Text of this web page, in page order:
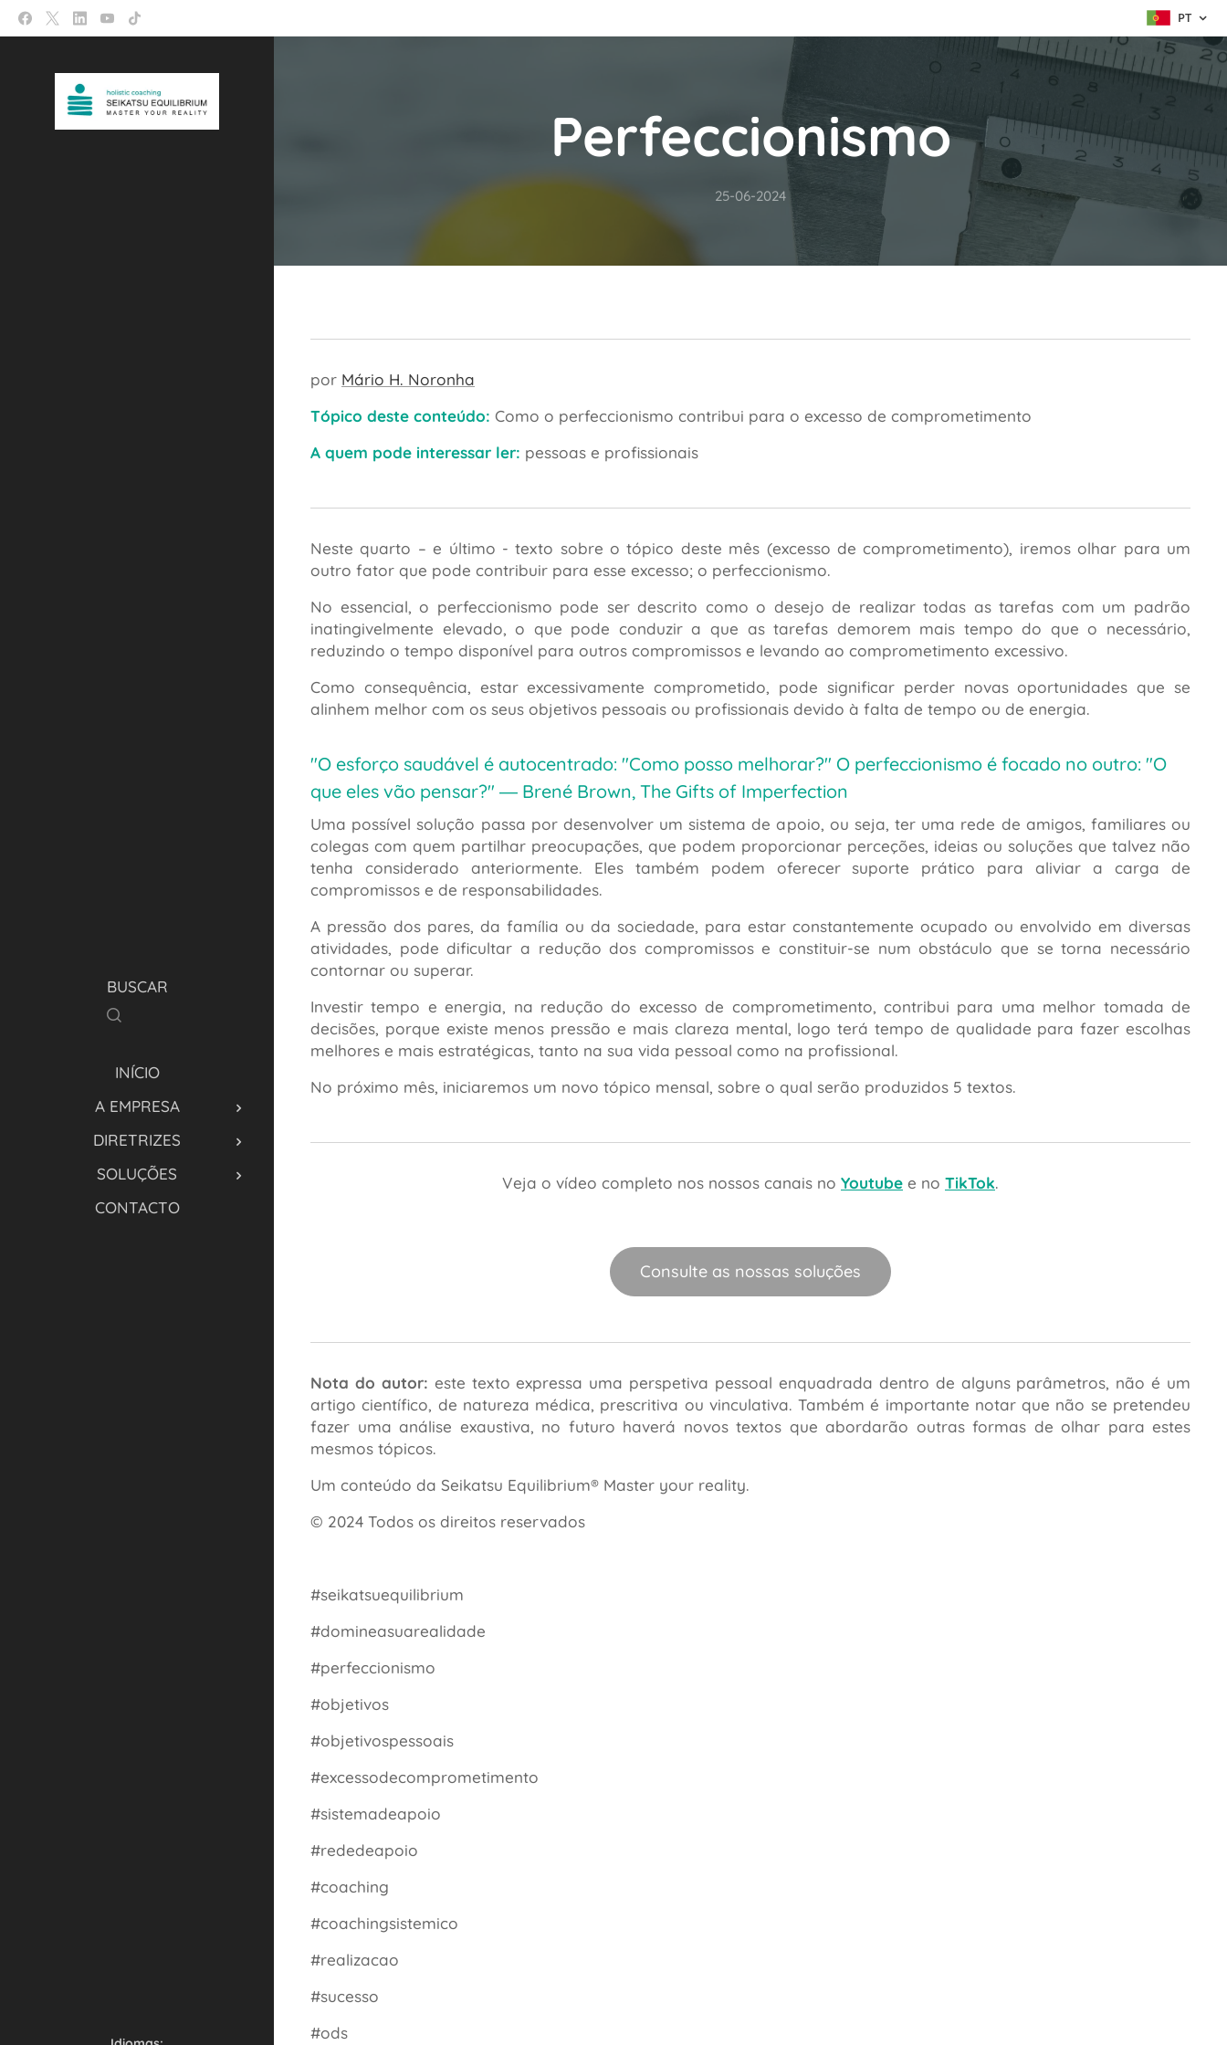
PT
BUSCAR
INÍCIO
A EMPRESA
DIRETRIZES
SOLUÇÕES
CONTACTO
Perfeccionismo
25-06-2024
por Mário H. Noronha
Tópico deste conteúdo: Como o perfeccionismo contribui para o excesso de comprometimento
A quem pode interessar ler: pessoas e profissionais
Neste quarto – e último - texto sobre o tópico deste mês (excesso de comprometimento), iremos olhar para um
outro fator que pode contribuir para esse excesso; o perfeccionismo.
No essencial, o perfeccionismo pode ser descrito como o desejo de realizar todas as tarefas com um padrão
inatingivelmente elevado, o que pode conduzir a que as tarefas demorem mais tempo do que o necessário,
reduzindo o tempo disponível para outros compromissos e levando ao comprometimento excessivo.
Como consequência, estar excessivamente comprometido, pode significar perder novas oportunidades que se
alinhem melhor com os seus objetivos pessoais ou profissionais devido à falta de tempo ou de energia.
"O esforço saudável é autocentrado: "Como posso melhorar?" O perfeccionismo é focado no outro: "O
que eles vão pensar?" ― Brené Brown, The Gifts of Imperfection
Uma possível solução passa por desenvolver um sistema de apoio, ou seja, ter uma rede de amigos, familiares ou
colegas com quem partilhar preocupações, que podem proporcionar perceções, ideias ou soluções que talvez não
tenha considerado anteriormente. Eles também podem oferecer suporte prático para aliviar a carga de
compromissos e de responsabilidades.
A pressão dos pares, da família ou da sociedade, para estar constantemente ocupado ou envolvido em diversas
atividades, pode dificultar a redução dos compromissos e constituir-se num obstáculo que se torna necessário
contornar ou superar.
Investir tempo e energia, na redução do excesso de comprometimento, contribui para uma melhor tomada de
decisões, porque existe menos pressão e mais clareza mental, logo terá tempo de qualidade para fazer escolhas
melhores e mais estratégicas, tanto na sua vida pessoal como na profissional.
No próximo mês, iniciaremos um novo tópico mensal, sobre o qual serão produzidos 5 textos.
Veja o vídeo completo nos nossos canais no Youtube e no TikTok.
Consulte as nossas soluções
Nota do autor: este texto expressa uma perspetiva pessoal enquadrada dentro de alguns parâmetros, não é um
artigo científico, de natureza médica, prescritiva ou vinculativa. Também é importante notar que não se pretendeu
fazer uma análise exaustiva, no futuro haverá novos textos que abordarão outras formas de olhar para estes
mesmos tópicos.
Um conteúdo da Seikatsu Equilibrium® Master your reality.
© 2024 Todos os direitos reservados
#seikatsuequilibrium
#domineasuarealidade
#perfeccionismo
#objetivos
#objetivospessoais
#excessodecomprometimento
#sistemadeapoio
#rededeapoio
#coaching
#coachingsistemico
#realizacao
#sucesso
#ods